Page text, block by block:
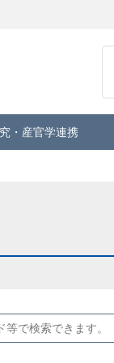
・産官学連携